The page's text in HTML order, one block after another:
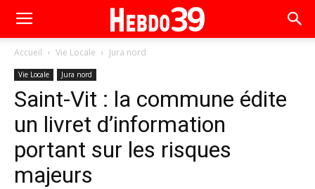
Accueil Vie Locale Jura nord
Vie Locale Jura nord
Saint-Vit : la commune édite
un livret d’information
portant sur les risques
majeurs